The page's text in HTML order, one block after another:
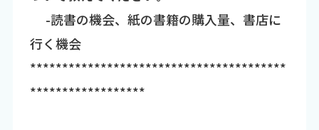
-読書の機会、紙の書籍の購入量、書店に
行く機会
****************************************
******************